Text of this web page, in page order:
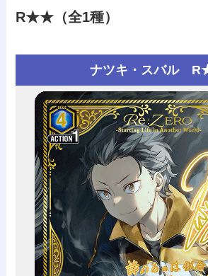
R★★（全1種）
ナツキ・スバル